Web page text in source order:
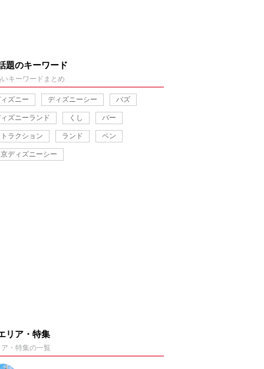
題のキーワード
キーワードまとめ
ズニー ディズニーシー バズ
ズニーランド くし バー
ラクション ランド ペン
ディズニーシー
リア・特集
・特集の一覧